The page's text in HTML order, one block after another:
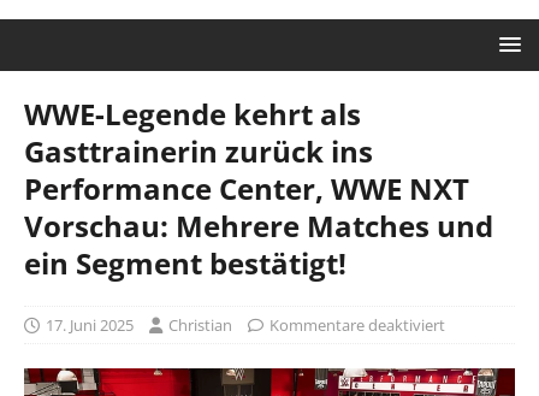
WWE-Legende kehrt als
Gasttrainerin zurück ins
Performance Center, WWE NXT
Vorschau: Mehrere Matches und
ein Segment bestätigt!
17. Juni 2025 Christian Kommentare deaktiviert